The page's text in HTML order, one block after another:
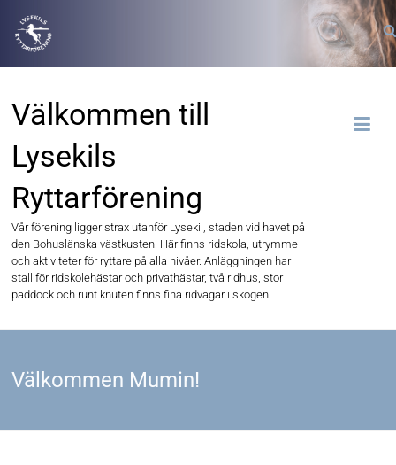
Välkommen till
Lysekils
Ryttarförening
Vår förening ligger strax utanför Lysekil, staden vid havet på
den Bohuslänska västkusten. Här finns ridskola, utrymme
och aktiviteter för ryttare på alla nivåer. Anläggningen har
stall för ridskolehästar och privathästar, två ridhus, stor
paddock och runt knuten finns fina ridvägar i skogen.
Välkommen Mumin!